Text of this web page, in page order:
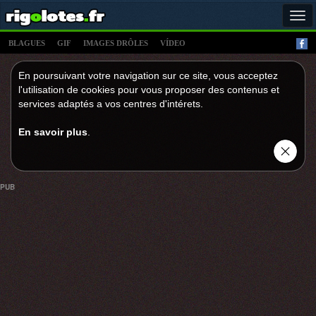
BLAGUES GIF IMAGES DRÔLES VÍDEO
En poursuivant votre navigation sur ce site, vous acceptez
l'utilisation de cookies pour vous proposer des contenus et
services adaptés a vos centres d'intérets.
En savoir plus
PUB